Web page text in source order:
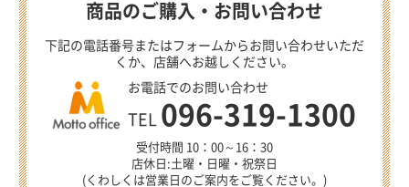
商品のご購入・お問い合わせ
下記の電話番号またはフォームからお問い合わせいただ
くか、店舗へお越しください。
お電話でのお問い合わせ
TEL 096-319-1300
受付時間 10：00～16：30
店休日:土曜・日曜・祝祭日
(くわしくは営業日のご案内をご覧ください。)